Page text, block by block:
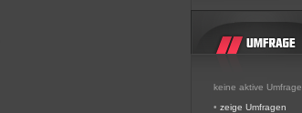
keine aktive Umfrage
• zeige Umfragen